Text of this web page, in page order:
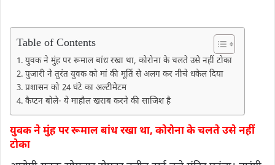
Table of Contents
युवक ने मुंह पर रूमाल बांध रखा था, कोरोना के चलते उसे नहीं टोका
पुजारी ने तुरंत युवक को मां की मूर्ति से अलग कर नीचे धकेल दिया
प्रशासन को 24 घंटे का अल्टीमेटम
कैप्टन बोले- ये माहौल खराब करने की साजिश है
युवक ने मुंह पर रूमाल बांध रखा था, कोरोना के चलते उसे नहीं
टोका